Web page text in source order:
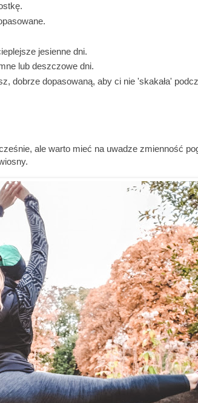
jesienne dni.
lub deszczowe dni.
dobrze dopasowaną, aby ci nie 'skakała'
ale warto mieć na uwadze zmienność